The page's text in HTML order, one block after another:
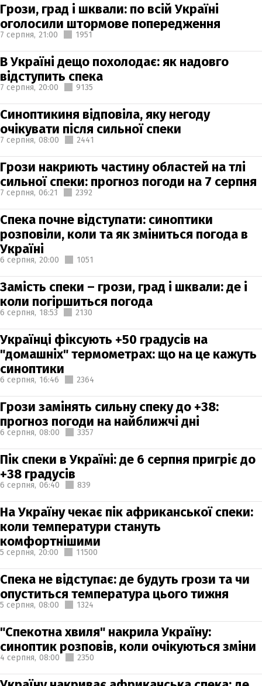
Грози, град і шквали: по всій Україні
оголосили штормове попередження
7 серпня, 21:00 1951
В Україні дещо похолодає: як надовго
відступить спека
7 серпня, 20:00 9135
Синоптикиня відповіла, яку негоду
очікувати після сильної спеки
7 серпня, 08:00 2441
Грози накриють частину областей на тлі
сильної спеки: прогноз погоди на 7 серпня
7 серпня, 06:21 2392
Спека почне відступати: синоптики
розповіли, коли та як зміниться погода в
Україні
6 серпня, 20:00 1051
Замість спеки – грози, град і шквали: де і
коли погіршиться погода
6 серпня, 18:53 2130
Українці фіксують +50 градусів на
"домашніх" термометрах: що на це кажуть
синоптики
6 серпня, 16:46 2364
Грози замінять сильну спеку до +38:
прогноз погоди на найближчі дні
6 серпня, 08:00 3357
Пік спеки в Україні: де 6 серпня пригріє до
+38 градусів
6 серпня, 06:40 839
На Україну чекає пік африканської спеки:
коли температури стануть
комфортнішими
5 серпня, 20:00 11500
Спека не відступає: де будуть грози та чи
опуститься температура цього тижня
5 серпня, 08:00 1324
"Спекотна хвиля" накрила Україну:
синоптик розповів, коли очікуються зміни
4 серпня, 08:00 2350